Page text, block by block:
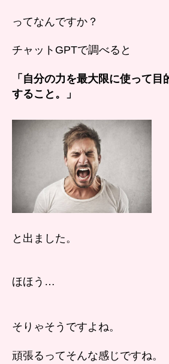
ってなんですか？
チャットGPTで調べると
「自分の力を最大限に使って
すること。」
と出ました。
ほほう…
そりゃそうですよね。
頑張るってそんな感じですね。